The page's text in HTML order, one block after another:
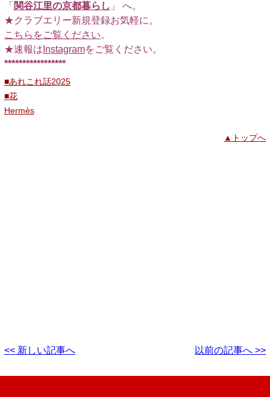
「 関谷江里の京都暮らし 」 へ。
★クラブエリー新規登録お気軽に。
こちらをご覧ください。
★速報は Instagramをご覧ください。
*****************
■あれこれ話2025
■花
Hermès
▲トップへ
<< 新しい記事へ 以前の記事へ >>